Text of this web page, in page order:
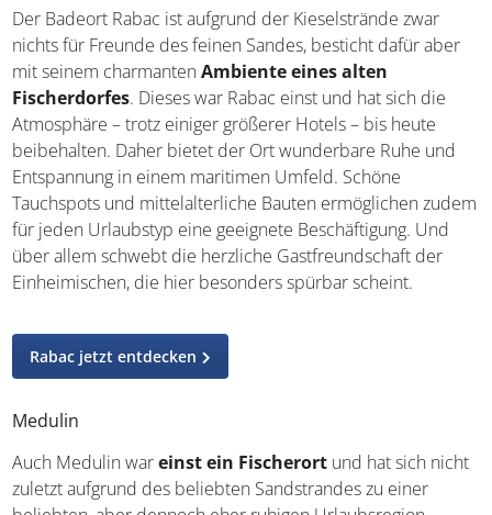
Rabac
Der Badeort Rabac ist aufgrund der Kieselstrände zwar
nichts für Freunde des feinen Sandes, besticht dafür aber
mit seinem charmantenAmbiente eines alten
Fischerdorfes. Dieses war Rabac einst und hat sich die
Atmosphäre – trotz einiger größerer Hotels – bis heute
beibehalten. Daher bietet der Ort wunderbare Ruhe und
Entspannung in einem maritimen Umfeld. Schöne
Tauchspots und mittelalterliche Bauten ermöglichen
zudem für jeden Urlaubstyp eine geeignete
Beschäftigung. Und über allem schwebt die herzliche
spürbar scheint.
Rabac jetzt entdecken
Medulin